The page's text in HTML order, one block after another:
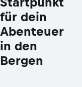
für dein
Abenteuer
in den
Bergen